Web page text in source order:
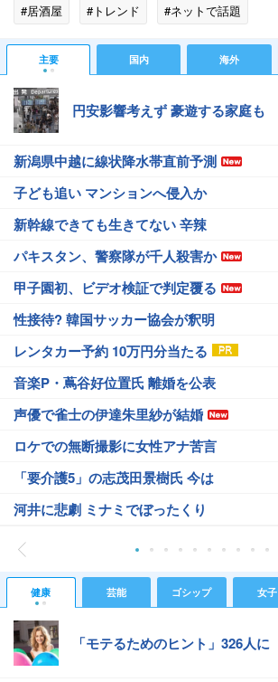
#居酒屋
#トレンド #ネットで話題
主要 国内 海外
円安影響考えず 豪遊する家庭も
新潟県中越に線状降水帯直前予測
子ども追い マンションへ侵入か
新幹線できても生きてない 辛辣
パキスタン、警察隊が千人殺害か
甲子園初、ビデオ検証で判定覆る
性接待? 韓国サッカー協会が釈明
レンタカー予約 10万円分当たる
音楽P・蔦谷好位置氏 離婚を公表
声優で雀士の伊達朱里紗が結婚
ロケでの無断撮影に女性アナ苦言
「要介護5」の志茂田景樹氏 今は
河井に悲劇 ミナミでぼったくり
健康 芸能 ゴシップ 女子
「モテるためのヒント」326人に